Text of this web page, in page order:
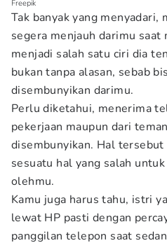
Freepik
Tak banyak yang
segera menjauh darimu
menjadi salah satu ciri dia
bukan tanpa alasan, sebab
disembunyikan darimu.
Perlu diketahui, menerima
pekerjaan maupun dari
disembunyikan. Hal tersebut
sesuatu hal yang salah
olehmu.
Kamu juga harus tahu, istri
lewat HP pasti dengan
panggilan telepon saat